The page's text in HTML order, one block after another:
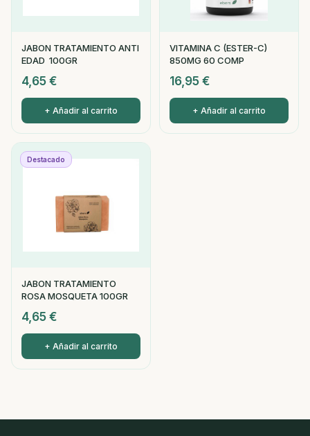
JABON TRATAMIENTO ANTI
EDAD 100GR
4,65 €
+ Añadir al carrito
VITAMINA C (ESTER-C)
850MG 60 COMP
16,95 €
+ Añadir al carrito
Destacado
JABON TRATAMIENTO
ROSA MOSQUETA 100GR
4,65 €
+ Añadir al carrito